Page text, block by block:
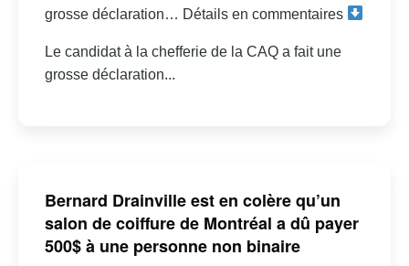
grosse déclaration… Détails en commentaires
Le candidat à la chefferie de la CAQ a fait une
grosse déclaration...
Bernard Drainville est en colère qu’un
salon de coiffure de Montréal a dû payer
500$ à une personne non binaire